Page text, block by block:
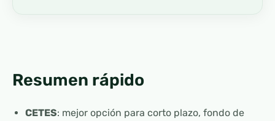
Resumen rápido
CETES: mejor opción para corto plazo, fondo de